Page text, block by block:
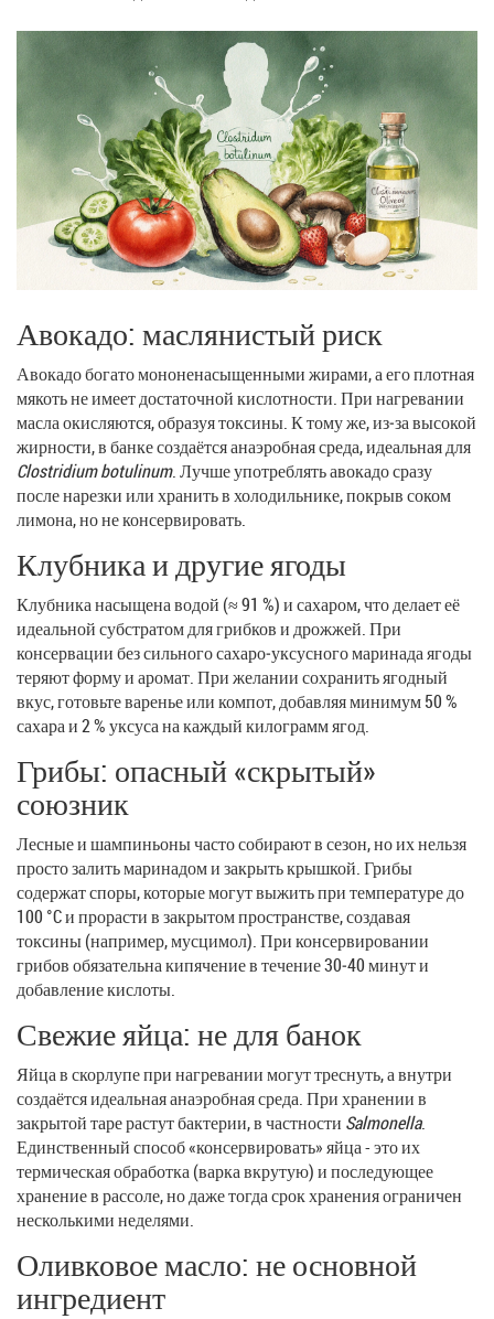
Авокадо: маслянистый риск
Авокадо богато мононенасыщенными жирами, а его плотная
мякоть не имеет достаточной кислотности. При нагревании
масла окисляются, образуя токсины. К тому же, из‑за высокой
жирности, в банке создаётся анаэробная среда, идеальная для
Clostridium botulinum. Лучше употреблять авокадо сразу
после нарезки или хранить в холодильнике, покрыв соком
лимона, но не консервировать.
Клубника и другие ягоды
Клубника насыщена водой (≈ 91 %) и сахаром, что делает её
идеальной субстратом для грибков и дрожжей. При
консервации без сильного сахаро‑уксусного маринада ягоды
теряют форму и аромат. При желании сохранить ягодный
вкус, готовьте варенье или компот, добавляя минимум 50 %
сахара и 2 % уксуса на каждый килограмм ягод.
Грибы: опасный «скрытый»
союзник
Лесные и шампиньоны часто собирают в сезон, но их нельзя
просто залить маринадом и закрыть крышкой. Грибы
содержат споры, которые могут выжить при температуре до
100 °C и прорасти в закрытом пространстве, создавая
токсины (например, мусцимол). При консервировании
грибов обязательна кипячение в течение 30‑40 минут и
добавление кислоты.
Свежие яйца: не для банок
Яйца в скорлупе при нагревании могут треснуть, а внутри
создаётся идеальная анаэробная среда. При хранении в
закрытой таре растут бактерии, в частности Salmonella.
Единственный способ «консервировать» яйца - это их
термическая обработка (варка вкрутую) и последующее
хранение в рассоле, но даже тогда срок хранения ограничен
несколькими неделями.
Оливковое масло: не основной
ингредиент